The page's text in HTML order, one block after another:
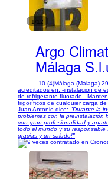
1/12
Argo
Málaga
10 (4)Málaga (Málaga)
acreditados en: -instalacion de
de refrigerante fluorado. -
frigoríficos de cualquier carga
Juan Antonio dice: "Durante la
problemas con la preinstalación
con gran profesionalidad y
todo el mundo y su responsable
gracias y un saludo!"